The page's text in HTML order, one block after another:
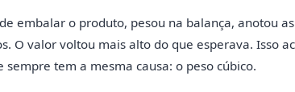
embalar o produto, pesou na balança, anotou
O valor voltou mais alto do que esperava. Isso
sempre tem a mesma causa: o peso cúbico.